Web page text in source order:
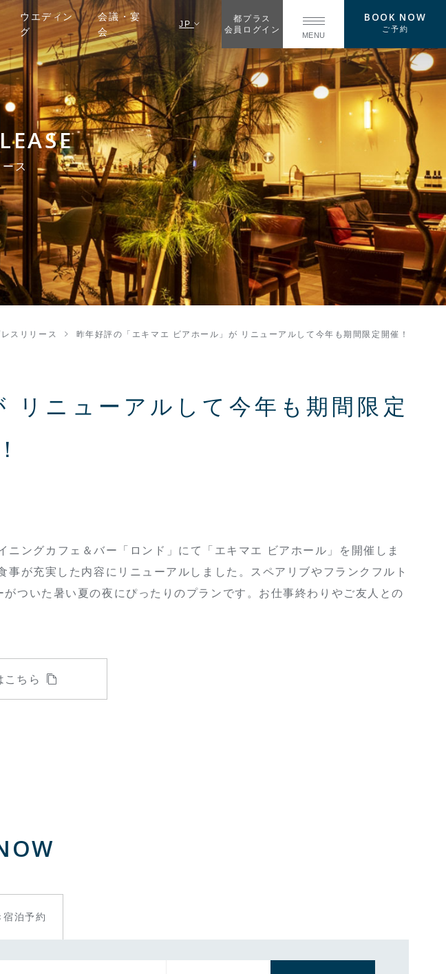
ウエディン
グ
会議・宴
会
JP
都プラス
会員ログイン
MENU
BOOK NOW
ご予約
ス
レスリリース 昨年好評の「エキマエ ビアホール」が リニューアルして今年も期間限定開催！
リニューアルして今年も期間限定
ングカフェ＆バー「ロンド」にて「エキマエ ビアホール」を開催しま
が充実した内容にリニューアルしました。スペアリブやフランクフルト
ついた暑い夏の夜にぴったりのプランです。お仕事終わりやご友人との
こちら
宿泊予約